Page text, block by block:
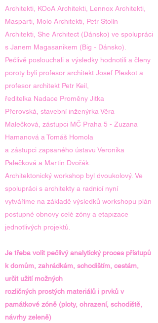
Architekti, KOoA Architekti, Lennox Architekti,
Masparti, Molo Architekti, Petr Stolín
Architekti, She Architect (Dánsko) ve spolupráci
s Janem Magasanikem (Big - Dánsko).
Pečlivě poslouchali a výsledky hodnotili a členy
poroty byli profesor architekt Josef Pleskot a
profesor architekt Petr Keil,
ředitelka Nadace Proměny Jitka
Přerovská, stavební inženýrka Věra
Malečková, zástupci MČ Praha 5 - Zuzana
Hamanová a Tomáš Homola
a zástupci zapsaného ústavu Veronika
Palečková a Martin Dvořák.
Architektonický workshop byl dvoukolový. Ve
spolupráci s architekty a radnicí nyní
vytváříme na základě výsledků workshopu plán
postupné obnovy celé zóny a etapizace
jednotlivých projektů.
Je třeba volit pečlivý analytický proces přístupů
k domům, zahrádkám, schodištím, cestám,
určit užití možných
rozličných prostých materiálů i prvků v
památkové zóně (ploty, ohrazení, schodiště,
návrhy zeleně)